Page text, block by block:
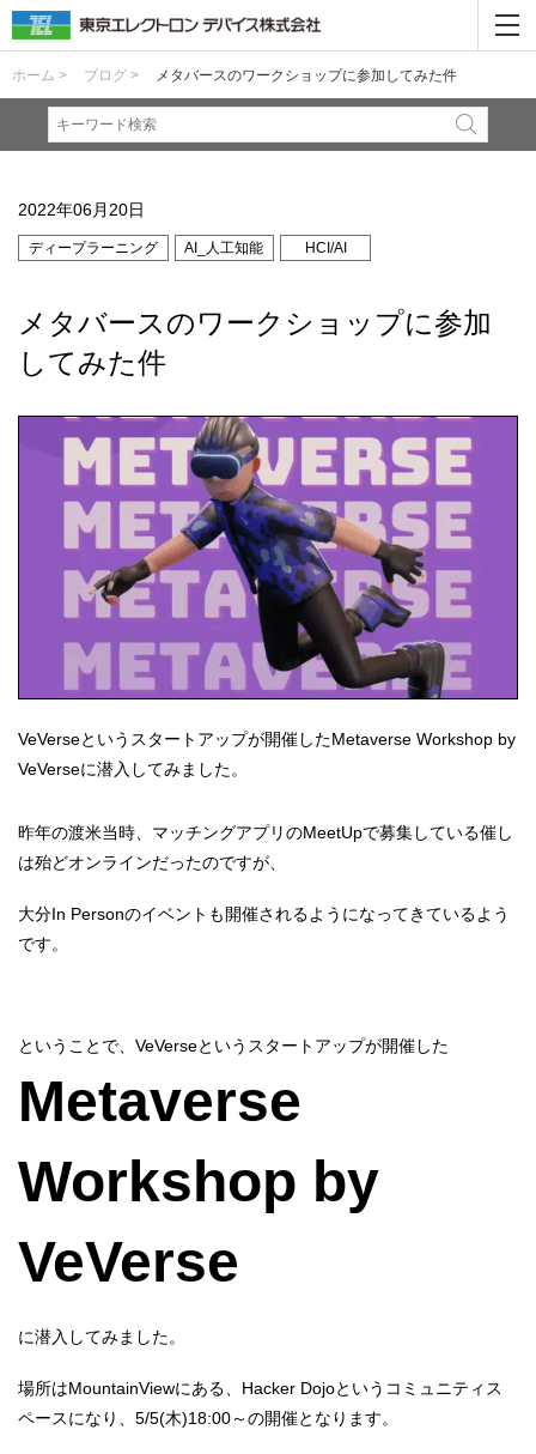
ホーム > ブログ > メタバースのワークショップに参加してみた件
2022年06月20日
ディープラーニング AI_人工知能 HCI/AI
メタバースのワークショップに参加
してみた件
VeVerseというスタートアップが開催したMetaverse Workshop by
VeVerseに潜入してみました。
昨年の渡米当時、マッチングアプリのMeetUpで募集している催し
は殆どオンラインだったのですが、
大分In Personのイベントも開催されるようになってきているよう
です。
ということで、VeVerseというスタートアップが開催した
Metaverse
Workshop by
VeVerse
に潜入してみました。
場所はMountainViewにある、Hacker Dojoというコミュニティス
ペースになり、5/5(木)18:00～の開催となります。